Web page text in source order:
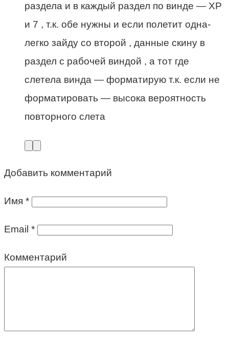
раздела и в каждый раздел по винде — ХР
и 7 , т.к. обе нужны и если полетит одна-
легко зайду со второй , данные скину в
раздел с рабочей виндой , а тот где
слетела винда — форматирую т.к. если не
форматировать — высока вероятность
повторного слета
Добавить комментарий
Имя *
Email *
Комментарий